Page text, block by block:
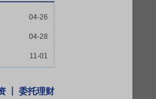
04-26
04-28
11-01
委托理财